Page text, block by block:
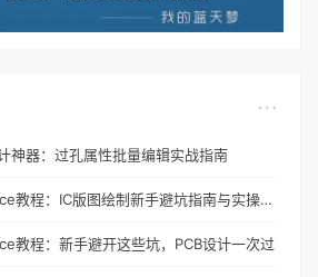
神器：过孔属性批量编辑实战指南
Cadence教程：IC版图绘制新手避坑指南与实操细节
教程：新手避开这些坑，PCB设计一次过